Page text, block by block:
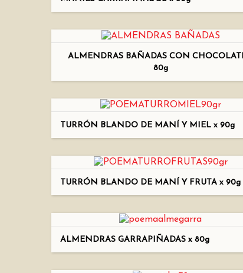
ALMENDRAS BAÑADAS CON
80g
TURRÓN BLANDO DE MANÍ Y MIEL x 90g
TURRÓN BLANDO DE MANÍ Y FRUTA x 90g
ALMENDRAS GARRAPIÑADAS x 80g